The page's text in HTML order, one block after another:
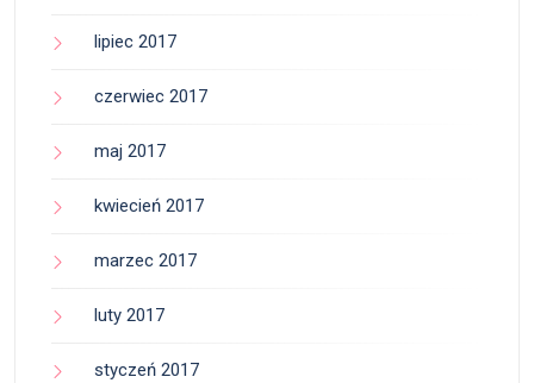
lipiec 2017
czerwiec 2017
maj 2017
kwiecień 2017
marzec 2017
luty 2017
styczeń 2017